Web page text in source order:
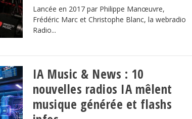
Lancée en 2017 par Philippe Manœuvre,
Frédéric Marc et Christophe Blanc, la webradio
Radio...
IA Music & News : 10
nouvelles radios IA mêlent
musique générée et flashs